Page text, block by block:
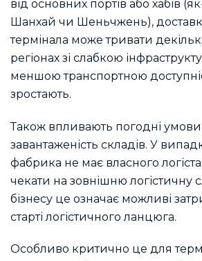
від основних портів або хабів
Шанхай чи Шеньчжень),
термінала може тривати
регіонах зі слабкою
меншою транспортною
зростають.
Також впливають погодні
завантаженість складів. У
фабрика не має власного
чекати на зовнішню логістичну
бізнесу це означає можливі
старті логістичного ланцюга.
Особливо критично це для